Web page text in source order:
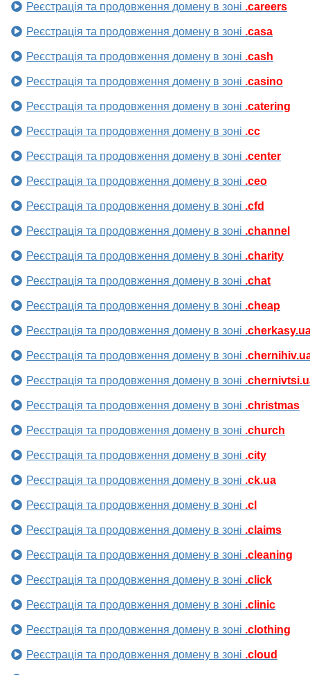
Реєстрація та продовження домену в зоні .careers
Реєстрація та продовження домену в зоні .casa
Реєстрація та продовження домену в зоні .cash
Реєстрація та продовження домену в зоні .casino
Реєстрація та продовження домену в зоні .catering
Реєстрація та продовження домену в зоні .cc
Реєстрація та продовження домену в зоні .center
Реєстрація та продовження домену в зоні .ceo
Реєстрація та продовження домену в зоні .cfd
Реєстрація та продовження домену в зоні .channel
Реєстрація та продовження домену в зоні .charity
Реєстрація та продовження домену в зоні .chat
Реєстрація та продовження домену в зоні .cheap
Реєстрація та продовження домену в зоні
Реєстрація та продовження домену в зоні
Реєстрація та продовження домену в зоні
Реєстрація та продовження домену в зоні .christmas
Реєстрація та продовження домену в зоні .church
Реєстрація та продовження домену в зоні .city
Реєстрація та продовження домену в зоні .ck.ua
Реєстрація та продовження домену в зоні .cl
Реєстрація та продовження домену в зоні .claims
Реєстрація та продовження домену в зоні .cleaning
Реєстрація та продовження домену в зоні .click
Реєстрація та продовження домену в зоні .clinic
Реєстрація та продовження домену в зоні .clothing
Реєстрація та продовження домену в зоні .cloud